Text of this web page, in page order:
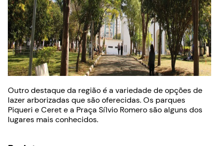
Outro destaque da região é a variedade de opções de
lazer arborizadas que são oferecidas. Os parques
Piqueri e Ceret e a Praça Sílvio Romero são alguns dos
lugares mais conhecidos.